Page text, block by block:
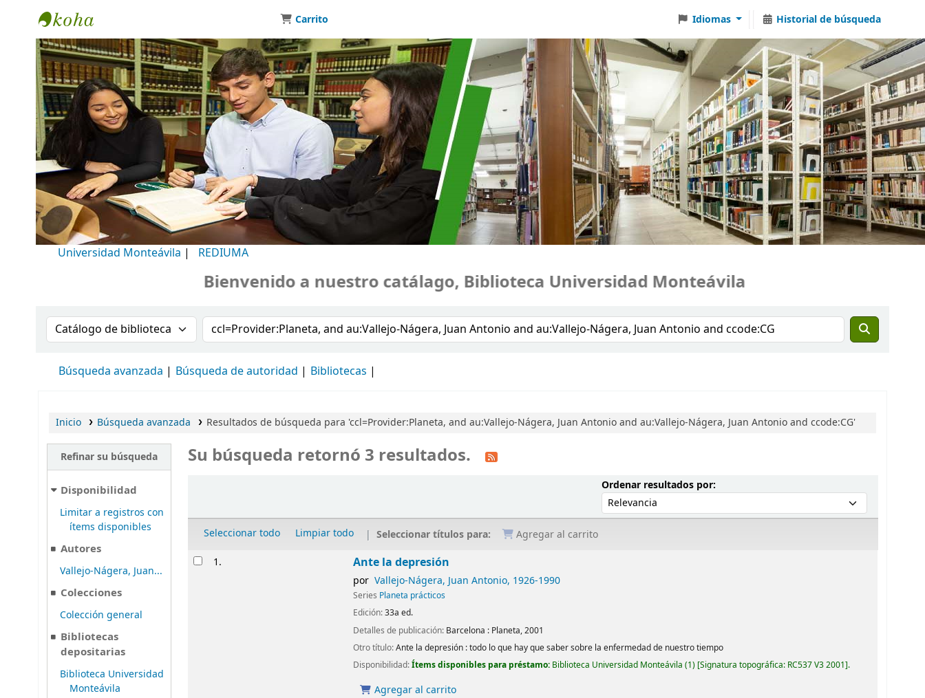
Biblioteca Universidad Monteávila
Carrito Idiomas Historial de búsqueda
Universidad Monteávila | REDIUMA
Bienvenido a nuestro catálago, Biblioteca Universidad Monteávila
Buscar en el catálogo por:Buscar en el catálogo
Búsqueda avanzada Búsqueda de autoridad Bibliotecas
Inicio Búsqueda avanzada Resultados de búsqueda para 'ccl=Provider:Planeta, and au:Vallejo-Nágera, Juan Antonio and au:Vallejo-Nágera, Juan Antonio and ccode:CG'
Refinar su búsqueda
Disponibilidad
Limitar a registros con
ítems disponibles
Autores
Vallejo-Nágera, Juan...
Colecciones
Colección general
Bibliotecas
depositarias
Biblioteca Universidad
Monteávila
Su búsqueda retornó 3 resultados.
Ordenar resultados por:Ordenar por:
Seleccionar todo Limpiar todo Seleccionar títulos para: Agregar al carrito
Resultados
1. Ante la depresión
por Vallejo-Nágera, Juan Antonio, 1926-1990
Series Planeta prácticos
Edición:33a ed.
Detalles de publicación: Barcelona : Planeta,2001
Otro título:Ante la depresión : todo lo que hay que saber sobre la enfermedad de nuestro tiempo
Disponibilidad:Ítems disponibles para préstamo: Biblioteca Universidad Monteávila (1) Signatura topográfica: RC537 V3 2001 .
Agregar al carrito